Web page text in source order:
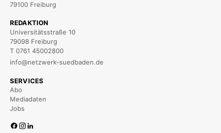
79100 Freiburg
REDAKTION
Universitätsstraße 10
79098 Freiburg
T 0761 45002800
info@netzwerk-suedbaden.de
SERVICES
Abo
Mediadaten
Jobs